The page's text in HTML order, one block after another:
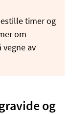
timer og
om
vegne av
og